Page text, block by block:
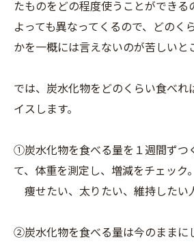
たものをどの程度使うことができる
よっても異なってくるので、どのく
かを一概には言えないのが苦しいと
では、炭水化物をどのくらい食べれ
イスします。
①炭水化物を食べる量を１週間ずつ
て、体重を測定し、増減をチェック。
痩せたい、太りたい、維持したい
②炭水化物を食べる量は今のままに